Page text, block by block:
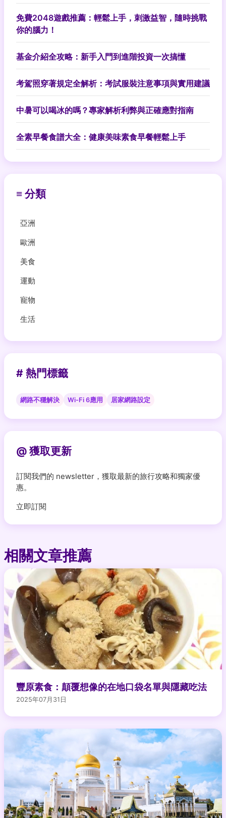
免費2048遊戲推薦：輕鬆上手，刺激益智，隨時挑戰
你的腦力！
基金介紹全攻略：新手入門到進階投資一次搞懂
考駕照穿著規定全解析：考試服裝注意事項與實用建議
中暑可以喝冰的嗎？專家解析利弊與正確應對指南
全素早餐食譜大全：健康美味素食早餐輕鬆上手
≡ 分類
亞洲
歐洲
美食
運動
寵物
生活
# 熱門標籤
網路不穩解決 Wi-Fi 6應用 居家網路設定
@ 獲取更新
訂閱我們的 newsletter，獲取最新的旅行攻略和獨家優
惠。
立即訂閱
相關文章推薦
豐原素食：顛覆想像的在地口袋名單與隱藏吃法
2025年07月31日